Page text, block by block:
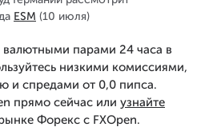
ESM (10 июля)
валютными парами 24 часа в
низкими комиссиями,
и спредами от 0,0 пипса.
прямо сейчас или узнайте
Форекс с FXOpen.